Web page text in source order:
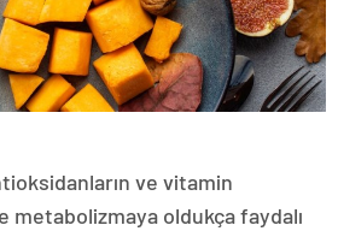
ve vitamin
metabolizmaya oldukça faydalı